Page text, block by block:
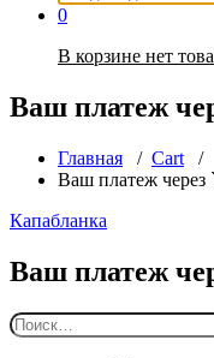
0
В корзине нет
Ваш платеж
Главная / Cart /
Ваш платеж через
Капабланка
Ваш платеж
Найти: